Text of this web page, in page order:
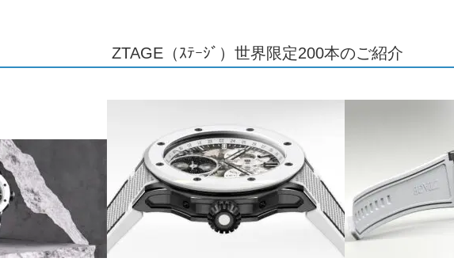
ZTAGE（ｽﾃｰｼﾞ）世界限定200本のご紹介